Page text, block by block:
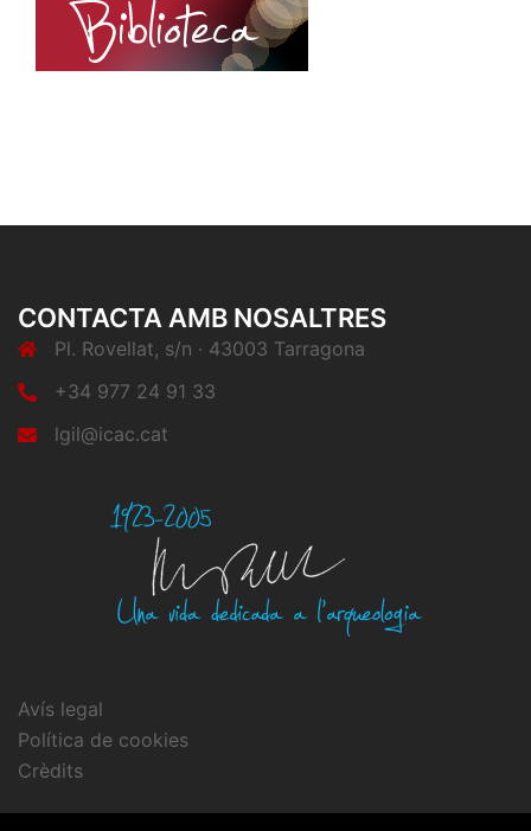
CONTACTA AMB NOSALTRES
Pl. Rovellat, s/n · 43003 Tarragona
+34 977 24 91 33
lgil@icac.cat
Avís legal
Política de cookies
Crèdits